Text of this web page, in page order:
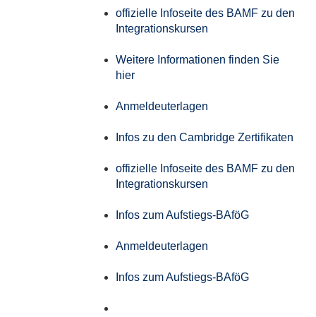
offizielle Infoseite des BAMF zu den
Integrationskursen
Weitere Informationen finden Sie
hier
Anmeldeuterlagen
Infos zu den Cambridge Zertifikaten
offizielle Infoseite des BAMF zu den
Integrationskursen
Infos zum Aufstiegs-BAföG
Anmeldeuterlagen
Infos zum Aufstiegs-BAföG